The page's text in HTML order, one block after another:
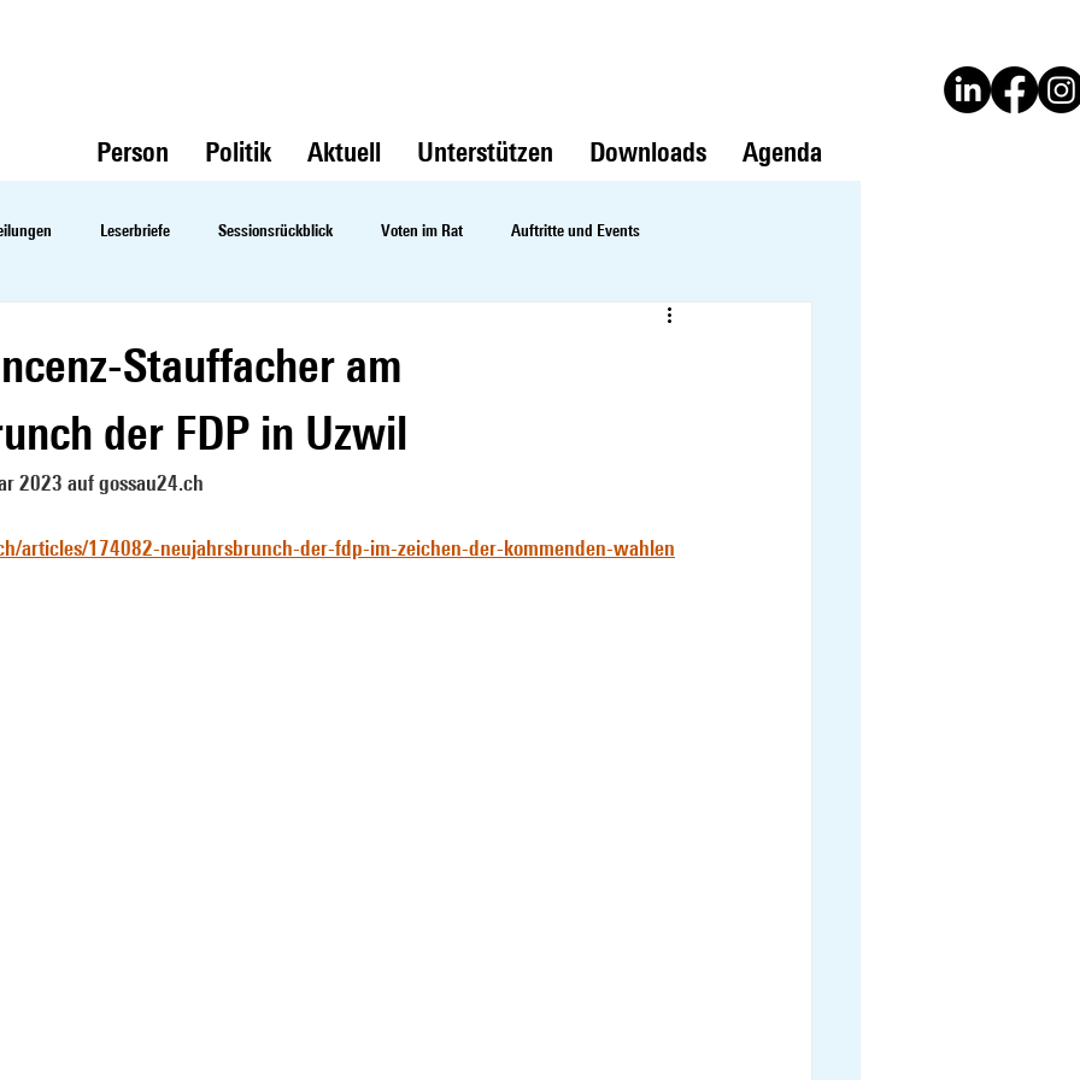
Person Politik Aktuell Unterstützen Downloads Agenda
Leserbriefe Sessionsrückblick Voten im Rat Auftritte und Events
Stauffacher am
der FDP in Uzwil
2023 auf gossau24.ch
articles/174082-neujahrsbrunch-der-fdp-im-zeichen-der-kommenden-wahlen